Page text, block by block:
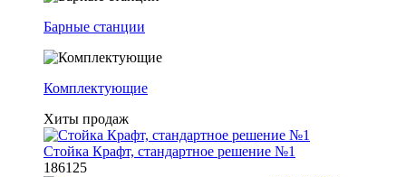
Барные станции
Комплектующие
Хиты продаж
Стойка Крафт, стандартное решение №1
186125